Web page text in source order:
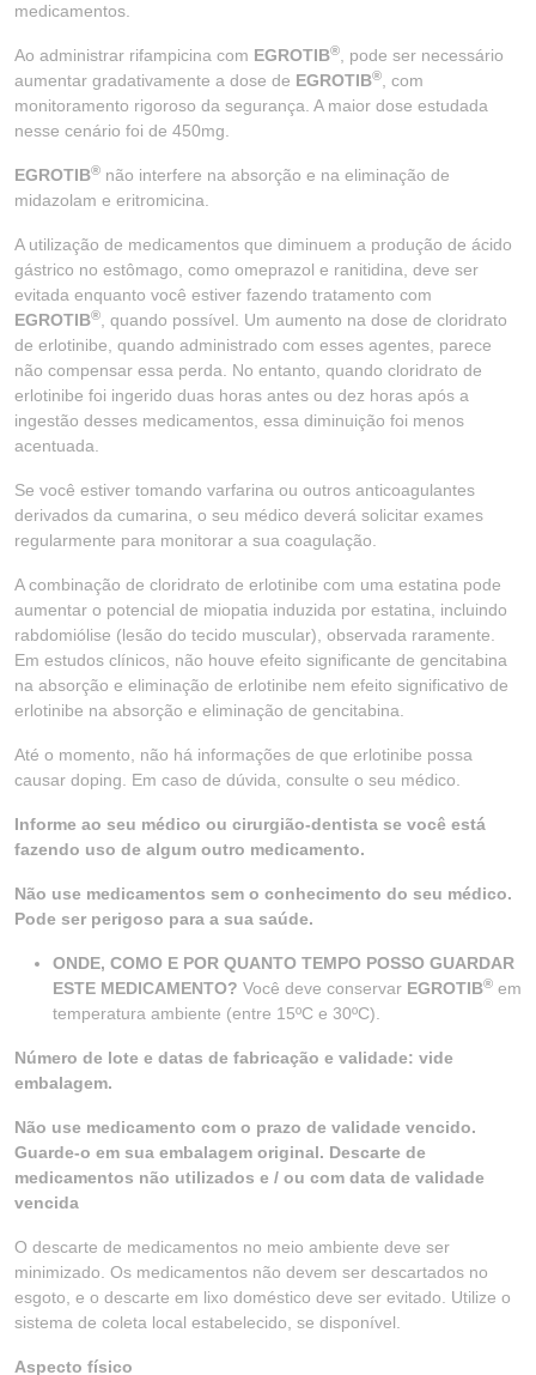
medicamentos.
Ao administrar rifampicina com EGROTIB®
, pode ser necessário
aumentar gradativamente a dose de EGROTIB®
, com
monitoramento rigoroso da segurança. A maior dose estudada
nesse cenário foi de 450mg.
EGROTIB® não interfere na absorção e na eliminação de
midazolam e eritromicina.
A utilização de medicamentos que diminuem a produção de ácido
gástrico no estômago, como omeprazol e ranitidina, deve ser
evitada enquanto você estiver fazendo tratamento com
EGROTIB®
, quando possível. Um aumento na dose de cloridrato
de erlotinibe, quando administrado com esses agentes, parece
não compensar essa perda. No entanto, quando cloridrato de
erlotinibe foi ingerido duas horas antes ou dez horas após a
ingestão desses medicamentos, essa diminuição foi menos
acentuada.
Se você estiver tomando varfarina ou outros anticoagulantes
derivados da cumarina, o seu médico deverá solicitar exames
regularmente para monitorar a sua coagulação.
A combinação de cloridrato de erlotinibe com uma estatina pode
aumentar o potencial de miopatia induzida por estatina, incluindo
rabdomiólise (lesão do tecido muscular), observada raramente.
Em estudos clínicos, não houve efeito significante de gencitabina
na absorção e eliminação de erlotinibe nem efeito significativo de
erlotinibe na absorção e eliminação de gencitabina.
Até o momento, não há informações de que erlotinibe possa
causar doping. Em caso de dúvida, consulte o seu médico.
Informe ao seu médico ou cirurgião-dentista se você está
fazendo uso de algum outro medicamento.
Não use medicamentos sem o conhecimento do seu médico.
Pode ser perigoso para a sua saúde.
ONDE, COMO E POR QUANTO TEMPO POSSO GUARDAR
ESTE MEDICAMENTO? Você deve conservar EGROTIB® em
temperatura ambiente (entre 15ºC e 30ºC).
Número de lote e datas de fabricação e validade: vide
embalagem.
Não use medicamento com o prazo de validade vencido.
Guarde-o em sua embalagem original. Descarte de
medicamentos não utilizados e / ou com data de validade
vencida
O descarte de medicamentos no meio ambiente deve ser
minimizado. Os medicamentos não devem ser descartados no
esgoto, e o descarte em lixo doméstico deve ser evitado. Utilize o
sistema de coleta local estabelecido, se disponível.
Aspecto físico